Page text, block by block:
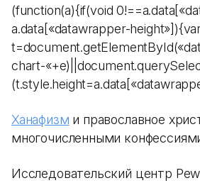
(function(a){if(void
a.data[«datawrapper-
chart-
Ханафизм и православное
многочисленными
Исследовательский центр